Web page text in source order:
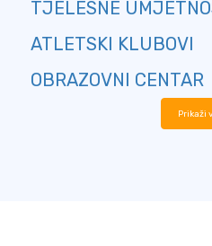
TJELESNE
ATLETSKI KLUBOVI
OBRAZOVNI CENTAR
Prikaži